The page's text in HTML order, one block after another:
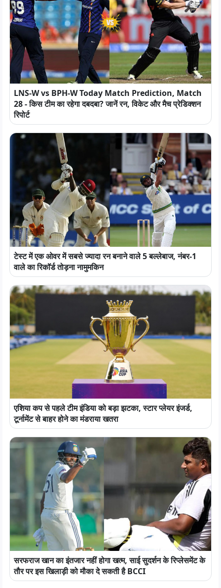
LNS-W vs BPH-W Today Match Prediction, Match
28 - किस टीम का रहेगा दबदबा? जानें रन, विकेट और मैच प्रेडिक्शन
रिपोर्ट
टेस्ट में एक ओवर में सबसे ज्यादा रन बनाने वाले 5 बल्लेबाज, नंबर-1
वाले का रिकॉर्ड तोड़ना नामुमकिन
एशिया कप से पहले टीम इंडिया को बड़ा झटका, स्टार प्लेयर इंजर्ड,
टूर्नामेंट से बाहर होने का मंडराया खतरा
सरफराज खान का इंतजार नहीं होगा खत्म, साई सुदर्शन के रिप्लेसमेंट के
तौर पर इस खिलाड़ी को मौका दे सकती है BCCI